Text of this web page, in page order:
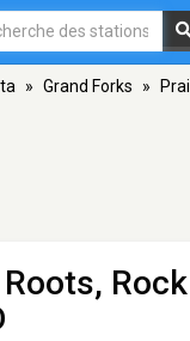
» Grand Forks »